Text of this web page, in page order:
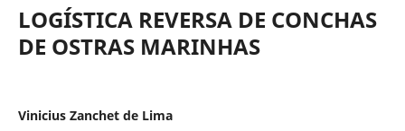
LOGÍSTICA REVERSA DE CONCHAS
DE OSTRAS MARINHAS
Vinicius Zanchet de Lima